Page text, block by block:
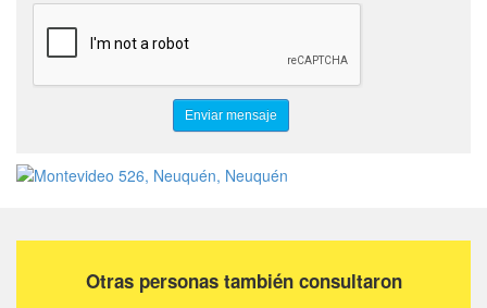
TECNICOS CERTIFICADOS Y MATRICULADOS
MANTENIMIENTOS
Otras personas también consultaron